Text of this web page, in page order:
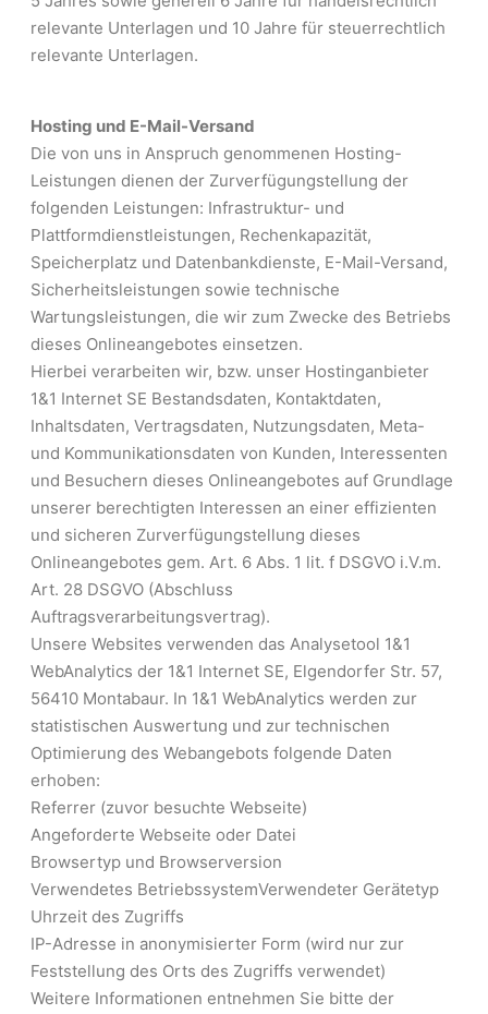
relevante Unterlagen und 10 Jahre für steuerrechtlich
relevante Unterlagen.
Hosting und E-Mail-Versand
Die von uns in Anspruch genommenen Hosting-
Leistungen dienen der Zurverfügungstellung der
folgenden Leistungen: Infrastruktur- und
Plattformdienstleistungen, Rechenkapazität,
Speicherplatz und Datenbankdienste, E-Mail-Versand,
Sicherheitsleistungen sowie technische
Wartungsleistungen, die wir zum Zwecke des Betriebs
dieses Onlineangebotes einsetzen.
Hierbei verarbeiten wir, bzw. unser Hostinganbieter
1&1 Internet SE Bestandsdaten, Kontaktdaten,
Inhaltsdaten, Vertragsdaten, Nutzungsdaten, Meta-
und Kommunikationsdaten von Kunden, Interessenten
und Besuchern dieses Onlineangebotes auf Grundlage
unserer berechtigten Interessen an einer effizienten
und sicheren Zurverfügungstellung dieses
Onlineangebotes gem. Art. 6 Abs. 1 lit. f DSGVO i.V.m.
Art. 28 DSGVO (Abschluss
Auftragsverarbeitungsvertrag).
Unsere Websites verwenden das Analysetool 1&1
WebAnalytics der 1&1 Internet SE, Elgendorfer Str. 57,
56410 Montabaur. In 1&1 WebAnalytics werden zur
statistischen Auswertung und zur technischen
Optimierung des Webangebots folgende Daten
erhoben:
Referrer (zuvor besuchte Webseite)
Angeforderte Webseite oder Datei
Browsertyp und Browserversion
Verwendetes BetriebssystemVerwendeter Gerätetyp
Uhrzeit des Zugriffs
IP-Adresse in anonymisierter Form (wird nur zur
Feststellung des Orts des Zugriffs verwendet)
Weitere Informationen entnehmen Sie bitte der